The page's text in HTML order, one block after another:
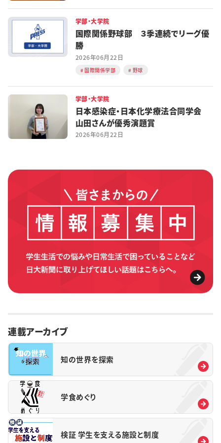
学部・大学院
国際関係野球部 ３季連続でリーグ優
勝
2026年06月22日
国際関係学部 野球
学部・大学院
日本感染症・日本化学療法合同学会
山田さんが優秀演題賞
2026年06月22日
連載アーカイブ
知の世界を探索
学食めぐり
検証 学生を支える施設と制度